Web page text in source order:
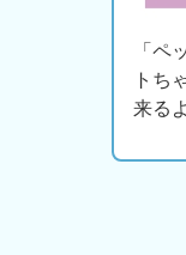
「ペ
トち
来る